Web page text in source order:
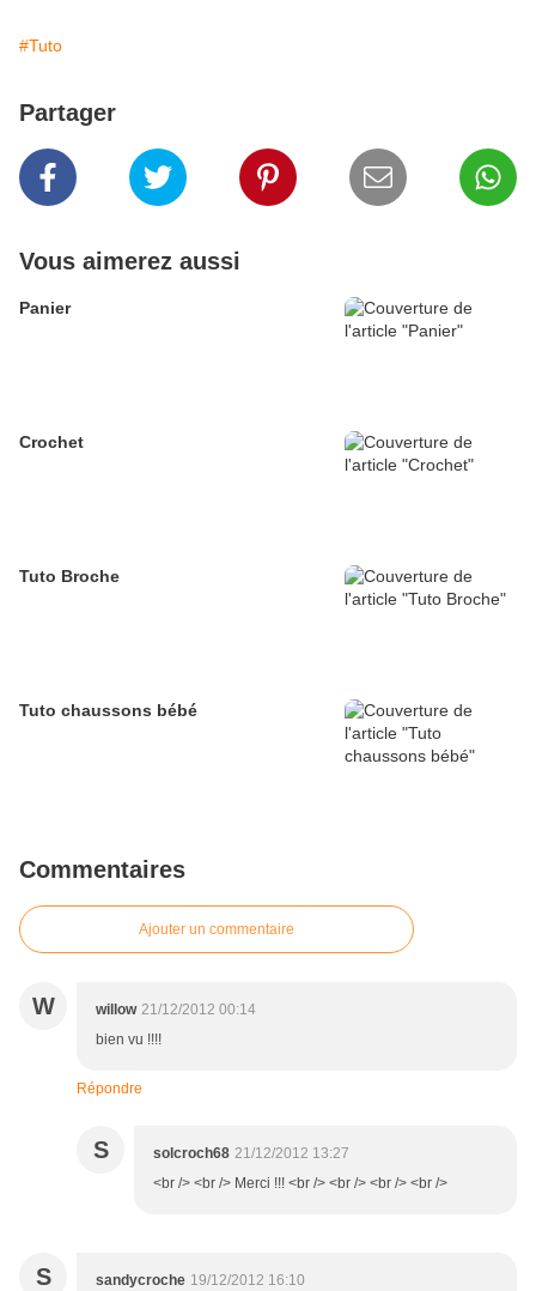
#Tuto
Partager
Vous aimerez aussi
Panier
Crochet
Tuto Broche
Tuto chaussons bébé
Commentaires
Ajouter un commentaire
W willow 21/12/2012 00:14
bien vu !!!!
Répondre
S solcroch68 21/12/2012 13:27
<br /> <br /> Merci !!! <br /> <br /> <br /> <br />
S sandycroche 19/12/2012 16:10